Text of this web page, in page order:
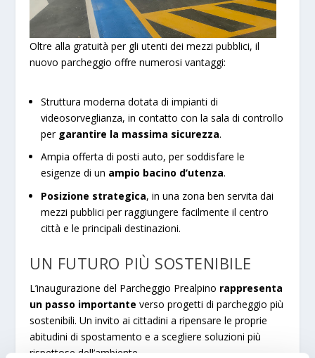
Oltre alla gratuità per gli utenti dei mezzi pubblici, il
nuovo parcheggio offre numerosi vantaggi:
Struttura moderna dotata di impianti di
videosorveglianza, in contatto con la sala di controllo
per garantire la massima sicurezza.
Ampia offerta di posti auto, per soddisfare le
esigenze di un ampio bacino d’utenza.
Posizione strategica, in una zona ben servita dai
mezzi pubblici per raggiungere facilmente il centro
città e le principali destinazioni.
UN FUTURO PIÙ SOSTENIBILE
L’inaugurazione del Parcheggio Prealpino rappresenta
un passo importante verso progetti di parcheggio più
sostenibili. Un invito ai cittadini a ripensare le proprie
abitudini di spostamento e a scegliere soluzioni più
rispettose dell’ambiente.